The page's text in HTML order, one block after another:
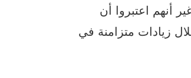
بلغت 180 مليار سنتيم، غير أنهم اعتبروا أن
زيادات متزامنة في